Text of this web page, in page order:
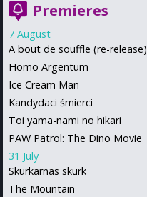
Premieres
7 August
A bout de souffle (re-release)
Homo Argentum
Ice Cream Man
Kandydaci śmierci
Toi yama-nami no hikari
PAW Patrol: The Dino Movie
31 July
Skurkarnas skurk
The Mountain